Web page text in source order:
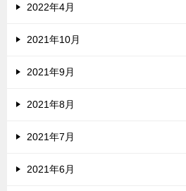
2022年4月
2021年10月
2021年9月
2021年8月
2021年7月
2021年6月